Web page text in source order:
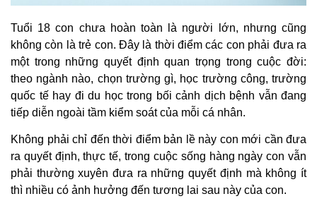
Tuổi 18 con chưa hoàn toàn là người lớn, nhưng cũng
không còn là trẻ con. Đây là thời điểm các con phải đưa ra
một trong những quyết định quan trọng trong cuộc đời:
theo ngành nào, chọn trường gì, học trường công, trường
quốc tế hay đi du học trong bối cảnh dịch bệnh vẫn đang
tiếp diễn ngoài tầm kiểm soát của mỗi cá nhân.
Không phải chỉ đến thời điểm bản lề này con mới cần đưa
ra quyết định, thực tế, trong cuộc sống hàng ngày con vẫn
phải thường xuyên đưa ra những quyết định mà không ít
thì nhiều có ảnh hưởng đến tương lai sau này của con.